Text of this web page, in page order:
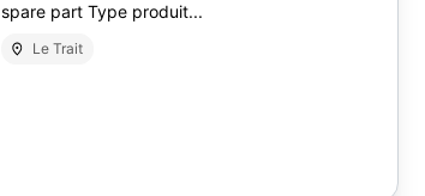
spare part Type produit...
Le Trait